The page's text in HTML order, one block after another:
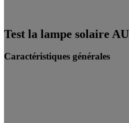
Test la lampe solaire
Caractéristiques générales